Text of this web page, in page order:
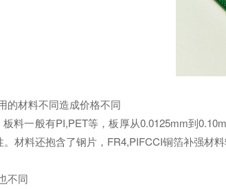
的材料不同造成价格不同
料一般有PI,PET等，板厚从0.0125mm到
材料还抱含了钢片，FR4,PIFCCI铜箔补强材料
不同